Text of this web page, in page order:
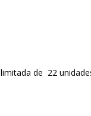
de 22